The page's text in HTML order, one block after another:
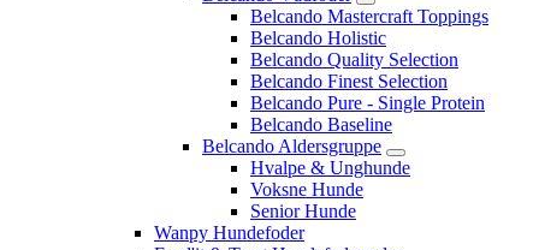
Belcando Mastercraft Toppings
Belcando Holistic
Belcando Quality Selection
Belcando Finest Selection
Belcando Pure - Single Protein
Belcando Baseline
Belcando Aldersgruppe
Hvalpe & Unghunde
Voksne Hunde
Senior Hunde
Wanpy Hundefoder